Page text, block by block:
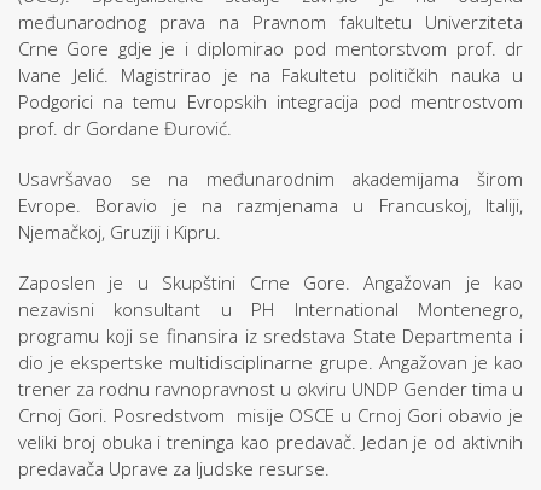
međunarodnog prava na Pravnom fakultetu Univerziteta
Crne Gore gdje je i diplomirao pod mentorstvom prof. dr
Ivane Jelić. Magistrirao je na Fakultetu političkih nauka u
Podgorici na temu Evropskih integracija pod mentrostvom
prof. dr Gordane Đurović.
Usavršavao se na međunarodnim akademijama širom
Evrope. Boravio je na razmjenama u Francuskoj, Italiji,
Njemačkoj, Gruziji i Kipru.
Zaposlen je u Skupštini Crne Gore. Angažovan je kao
nezavisni konsultant u PH International Montenegro,
programu koji se finansira iz sredstava State Departmenta i
dio je ekspertske multidisciplinarne grupe. Angažovan je kao
trener za rodnu ravnopravnost u okviru UNDP Gender tima u
Crnoj Gori. Posredstvom misije OSCE u Crnoj Gori obavio je
veliki broj obuka i treninga kao predavač. Jedan je od aktivnih
predavača Uprave za ljudske resurse.